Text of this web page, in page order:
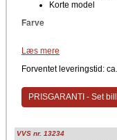
Korte model
Farve
Læs mere
Forventet leveringstid:
PRISGARANTI - Set
VVS nr. 13234